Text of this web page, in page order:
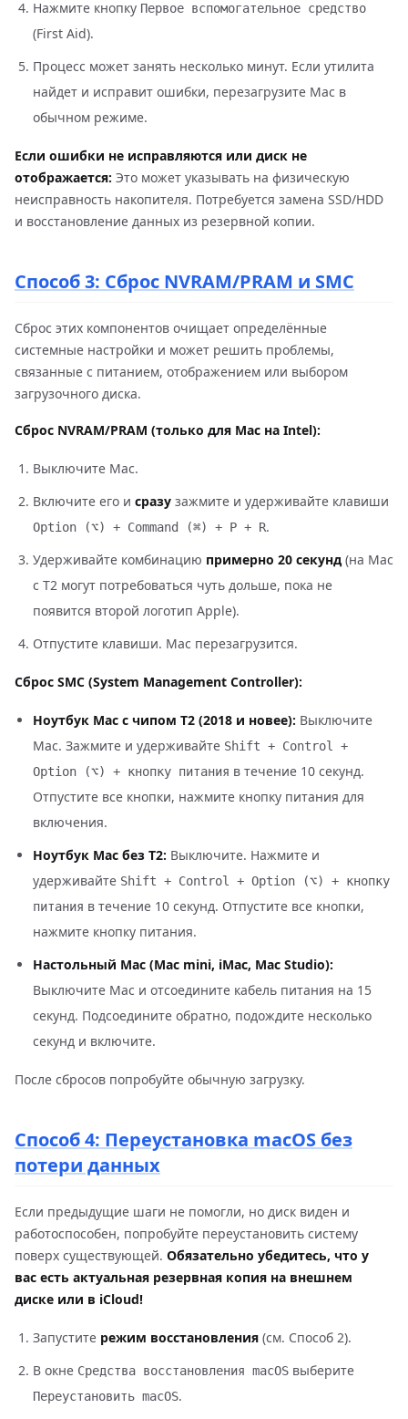
Нажмите кнопку Первое вспомогательное средство
(First Aid).
Процесс может занять несколько минут. Если утилита
найдет и исправит ошибки, перезагрузите Mac в
обычном режиме.
Если ошибки не исправляются или диск не
отображается: Это может указывать на физическую
неисправность накопителя. Потребуется замена SSD/HDD
и восстановление данных из резервной копии.
Способ 3: Сброс NVRAM/PRAM и SMC
Сброс этих компонентов очищает определённые
системные настройки и может решить проблемы,
связанные с питанием, отображением или выбором
загрузочного диска.
Сброс NVRAM/PRAM (только для Mac на Intel):
Выключите Mac.
Включите его и сразу зажмите и удерживайте клавиши
Option (⌥) + Command (⌘) + P + R.
Удерживайте комбинацию примерно 20 секунд (на Mac
с T2 могут потребоваться чуть дольше, пока не
появится второй логотип Apple).
Отпустите клавиши. Mac перезагрузится.
Сброс SMC (System Management Controller):
Ноутбук Mac с чипом T2 (2018 и новее): Выключите
Mac. Зажмите и удерживайте Shift + Control +
Option (⌥) + кнопку питания в течение 10 секунд.
Отпустите все кнопки, нажмите кнопку питания для
включения.
Ноутбук Mac без T2: Выключите. Нажмите и
удерживайте Shift + Control + Option (⌥) + кнопку
питания в течение 10 секунд. Отпустите все кнопки,
нажмите кнопку питания.
Настольный Mac (Mac mini, iMac, Mac Studio):
Выключите Mac и отсоедините кабель питания на 15
секунд. Подсоедините обратно, подождите несколько
секунд и включите.
После сбросов попробуйте обычную загрузку.
Способ 4: Переустановка macOS без
потери данных
Если предыдущие шаги не помогли, но диск виден и
работоспособен, попробуйте переустановить систему
поверх существующей. Обязательно убедитесь, что у
вас есть актуальная резервная копия на внешнем
диске или в iCloud!
Запустите режим восстановления (см. Способ 2).
В окне Средства восстановления macOS выберите
Переустановить macOS.